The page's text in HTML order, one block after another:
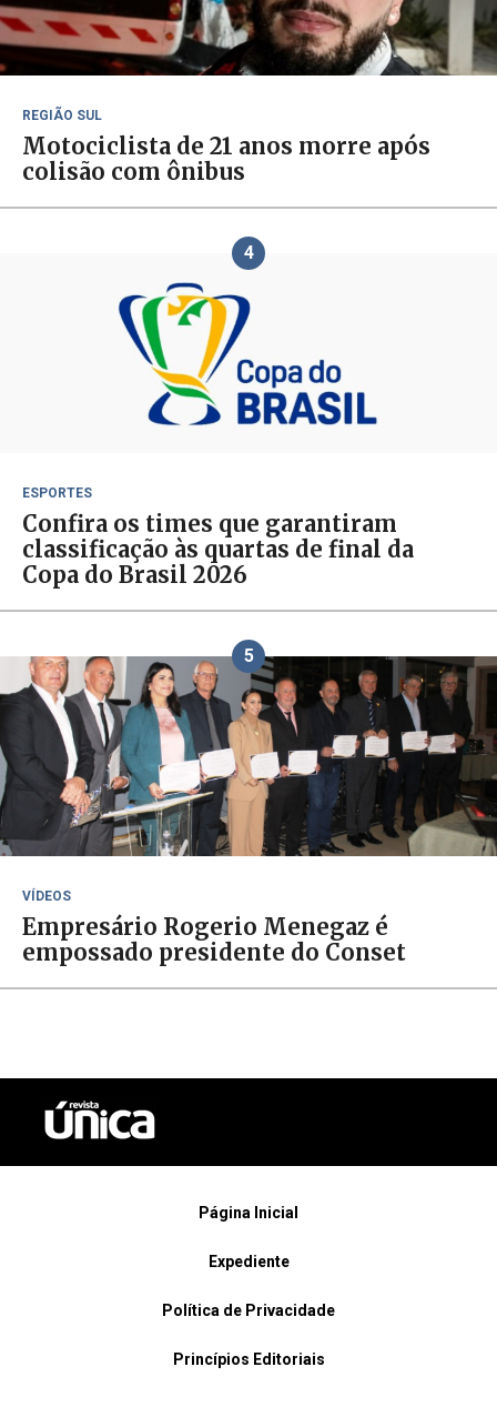
REGIÃO SUL
Motociclista de 21 anos morre após
colisão com ônibus
4
ESPORTES
Confira os times que garantiram
classificação às quartas de final da
Copa do Brasil 2026
5
VÍDEOS
Empresário Rogerio Menegaz é
empossado presidente do Conset
Página Inicial
Expediente
Política de Privacidade
Princípios Editoriais